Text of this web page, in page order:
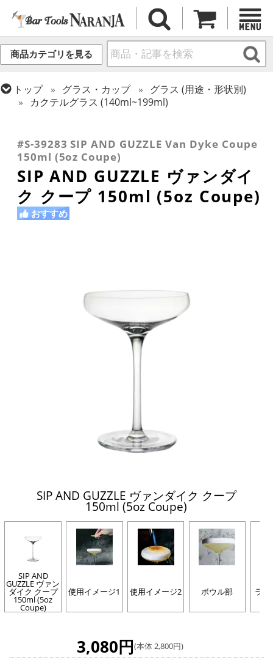
商品カテゴリを見る
トップ グラス・カップ
グラス (用途・形状別)
カクテルグラス (140ml~199ml)
カクテルグラス (全サイズ)
#S-39283 SIP AND GUZZLE Van Dyke Coupe
150ml (5oz Coupe)
SIP AND GUZZLE ヴァンダイ
ク クープ 150ml (5oz Coupe)
おすすめ
SIP AND GUZZLE ヴァンダイク クープ
150ml (5oz Coupe)
SIP AND
GUZZLE ヴァン
ダイク クープ
150ml (5oz
Coupe)
使用イメージ1 使用イメージ2 ボウル部 ライ
3,080円(本体 2,800円)